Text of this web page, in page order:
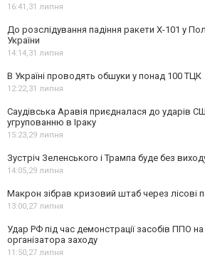
16:41,31 липня
До розслідування падіння ракети Х-101 у
України
14:14,31 липня
В Україні проводять обшуки у понад 100 ТЦК
12:22,31 липня
Саудівська Аравія приєдналася до ударів
угрупованню в Іраку
15:23,29 липня
Зустріч Зеленського і Трампа буде без
14:05,29 липня
Макрон зібрав кризовий штаб через лісові
13:00,27 липня
Удар РФ під час демонстрації засобів ППО
організатора заходу
11:50,27 липня